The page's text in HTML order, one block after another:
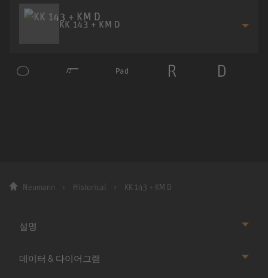
KK 143 + KM D
Neumann Historical KK 143 + KM D
설명
데이터 & 다이어그램